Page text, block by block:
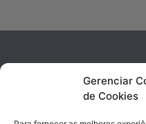
Gerenciar
de Cookies